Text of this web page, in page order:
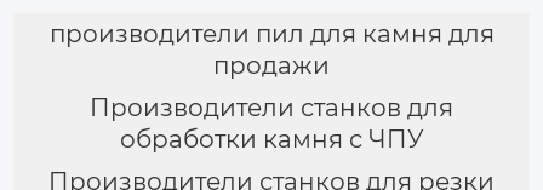
производители пил для камня для
продажи
Производители станков для
обработки камня с ЧПУ
Производители станков для резки